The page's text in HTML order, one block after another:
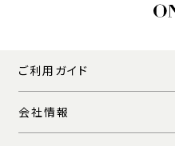
ご利用ガイド
会社情報